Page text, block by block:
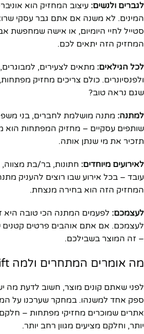
לגברים ולנשים: עיצוב המחזיק הוא
המינים. לא משנה אם אתם גבר עסקי
סטייל לחיי היומיום, או אישה שמחפשת
המחזיק הזה יתאים לכם.
לכל הגילאים: מתאים לצעירים,
ולפנסיונרים. כולם צריכים מחזיק
שגם נראה טוב?
למתנה: מתנה מושלמת לחברים, בני
שותפים עסקיים – מחזיק המפתחות הוא
תזכיר את מי שנתן אותה.
לאירועים מיוחדים: חתונות, בר/בת מצווה,
עובד – בכל אירוע שבו רוצים להעניק
המחזיק הזה הוא בחירה מנצחת.
לעצמכם: לפעמים המתנה הכי טובה היא
לעצמכם. אם אתם אוהבים פרטים קטנים
– זה המוצר בשבילכם.
מה אומרים המתחרים ולמה tengift טובה יותר?
לפני שאתם קונים מוצר, חשוב לדעת מה
ספק אחד למשנהו. במחקר שערכנו על
אתרים שמוכרים מחזיקי מפתחות – חלקם
יותר, וחלקם מציעים מגוון רחב יותר.